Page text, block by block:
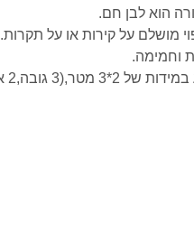
הוא לבן חם.
מושלם על קירות או על תקרות.
וחמימה.
מטר,(3 גובה,2 אורך).